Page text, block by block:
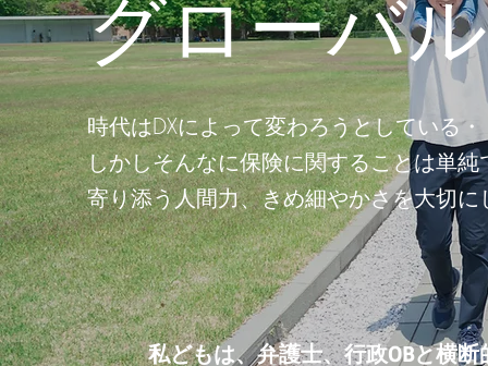
グローバ
時代はDXによって変わろうとしている
しかしそんなに保険に関することは単純
寄り添う人間力、きめ細やかさを大切に
私どもは、弁護士、行政OBと横